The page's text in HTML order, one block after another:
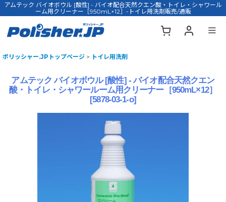
アムテック バイオボウル [酸性] - バイオ配合天然クエン酸・トイレ・シャワール
ーム用クリーナー［950mL×12］-トイレ用洗剤販売/通販
ポリッシャー.JPトップページ > トイレ用洗剤
アムテック バイオボウル [酸性] - バイオ配合天然クエン
酸・トイレ・シャワールーム用クリーナー［950mL×12］
[5878-03-1-o]